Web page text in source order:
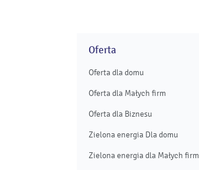
Oferta
Oferta dla domu
Oferta dla Małych firm
Oferta dla Biznesu
Zielona energia Dla domu
Zielona energia dla Małych firm